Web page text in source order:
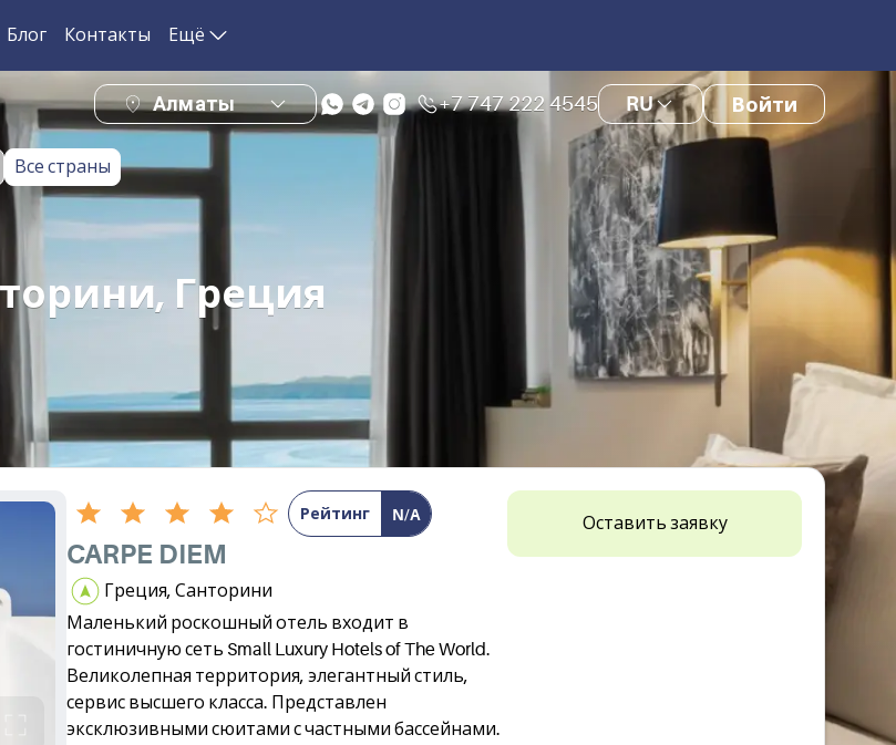
Блог Контакты Ещё
Алматы +7 747 222 4545 RU Войти
Все страны
Греция
Рейтинг N/A
CARPE DIEM
Греция, Санторини
Маленький роскошный отель входит в
гостиничную сеть Small Luxury Hotels of The World.
Великолепная территория, элегантный стиль,
сервис высшего класса. Представлен
эксклюзивными сюитами с частными бассейнами.
Оставить заявку